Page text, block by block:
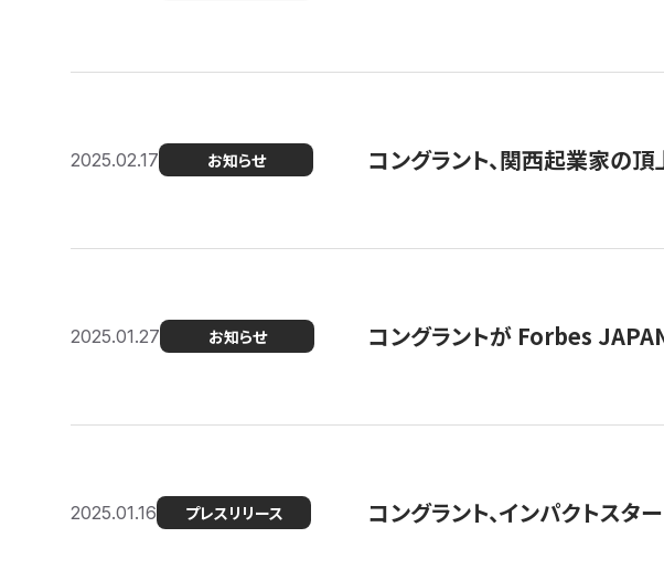
2025.02.17 お知らせ コングラント、関西起業家の
2025.01.27 お知らせ コングラントが Forbes
2025.01.16 プレスリリース コングラント、インパクトス